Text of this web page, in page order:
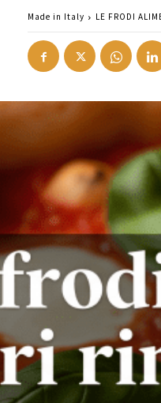
Made in Italy LE FRODI